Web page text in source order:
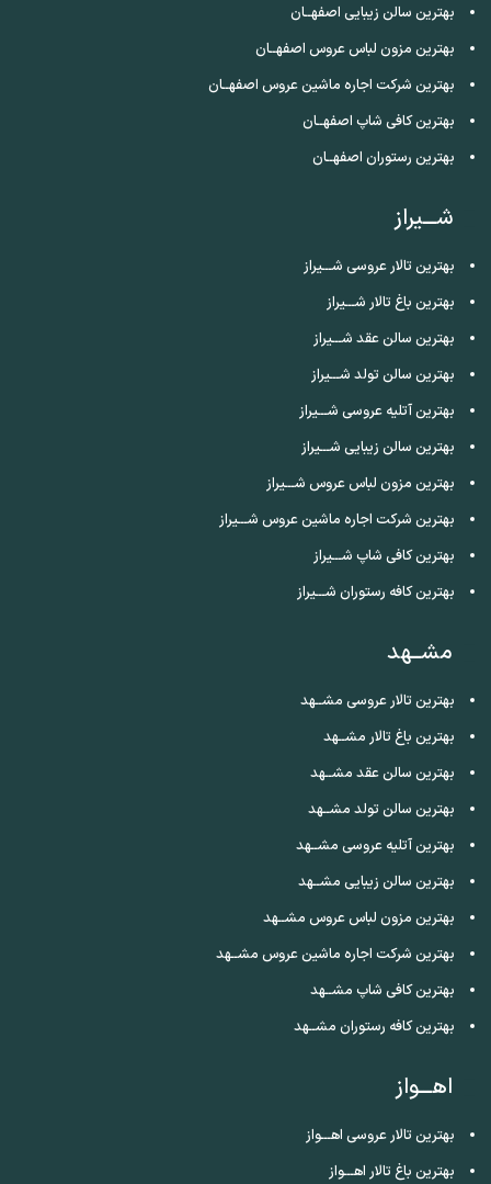
بهترین سالن زیبایی اصفهــان
بهترین مزون لباس عروس اصفهــان
بهترین شرکت اجاره ماشین عروس اصفهــان
بهترین کافی شاپ اصفهــان
بهترین رستوران اصفهــان
شـــیراز
بهترین تالار عروسی شـــیراز
بهترین باغ تالار شـــیراز
بهترین سالن عقد شـــیراز
بهترین سالن تولد شـــیراز
بهترین آتلیه عروسی شـــیراز
بهترین سالن زیبایی شـــیراز
بهترین مزون لباس عروس شـــیراز
بهترین شرکت اجاره ماشین عروس شـــیراز
بهترین کافی شاپ شـــیراز
بهترین کافه رستوران شـــیراز
مشــهد
بهترین تالار عروسی مشــهد
بهترین باغ تالار مشــهد
بهترین سالن عقد مشــهد
بهترین سالن تولد مشــهد
بهترین آتلیه عروسی مشــهد
بهترین سالن زیبایی مشــهد
بهترین مزون لباس عروس مشــهد
بهترین شرکت اجاره ماشین عروس مشــهد
بهترین کافی شاپ مشــهد
بهترین کافه رستوران مشــهد
اهـــواز
بهترین تالار عروسی اهـــواز
بهترین باغ تالار اهـــواز